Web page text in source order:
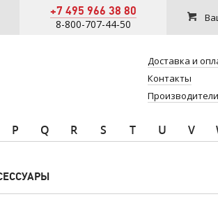
+7 495 966 38 80
8-800-707-44-50
Доставка и
Контакты
Производители
P Q R S T U V